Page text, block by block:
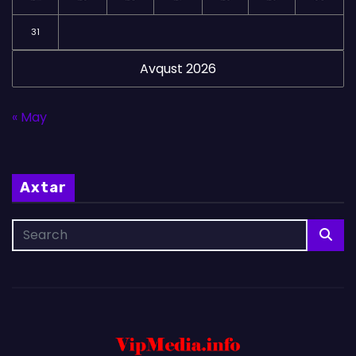
Avqust 2026
31
« May
Axtar